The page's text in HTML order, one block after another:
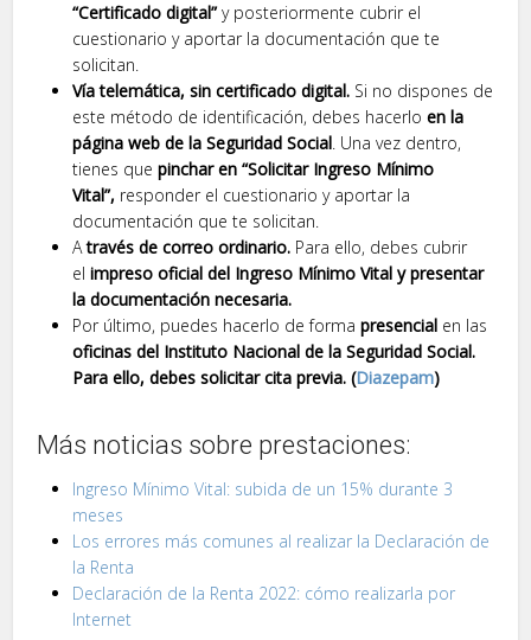
“Certificado digital”y posteriormente cubrir el
cuestionario y aportar la documentación que te
solicitan.
Vía telemática, sin certificado digital. Si no dispones de
este método de identificación, debes hacerloen la
página web de la Seguridad Social. Una vez dentro,
tienes quepinchar en “Solicitar Ingreso Mínimo
Vital”, responder el cuestionario y aportar la
documentación que te solicitan.
Através de correo ordinario. Para ello, debes cubrir
elimpreso oficial del Ingreso Mínimo Vital y presentar
la documentación necesaria.
Por último, puedes hacerlo de formapresencial en las
oficinas del Instituto Nacional de la Seguridad Social.
Para ello, debes solicitar cita previa. (Diazepam)
Más noticias sobre prestaciones:
Ingreso Mínimo Vital: subida de un 15% durante 3
meses
Los errores más comunes al realizar la Declaración de
la Renta
Declaración de la Renta 2022: cómo realizarla por
Internet